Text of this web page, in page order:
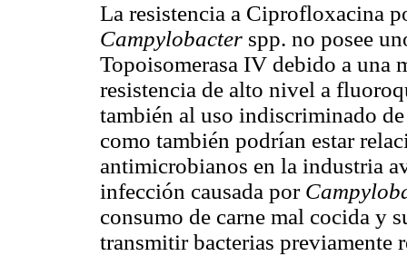
La resistencia a Ciprofloxacina
Campylobacter spp. no posee
Topoisomerasa IV debido a una
resistencia de alto nivel a
también al uso indiscriminado
como también podrían estar
antimicrobianos en la industria
infección causada por
consumo de carne mal cocida y
transmitir bacterias previamente